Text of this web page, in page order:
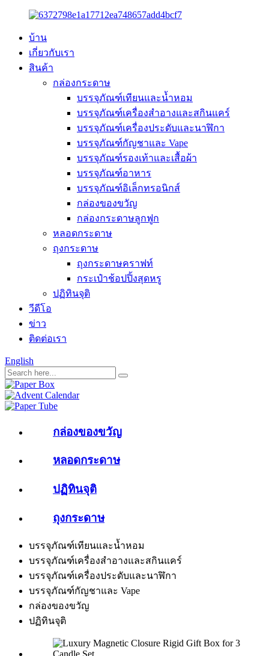
บ้าน
เกี่ยวกับเรา
สินค้า
กล่องกระดาษ
บรรจุภัณฑ์เทียนและน้ำหอม
บรรจุภัณฑ์เครื่องสำอางและสกินแคร์
บรรจุภัณฑ์เครื่องประดับและนาฬิกา
บรรจุภัณฑ์กัญชาและ Vape
บรรจุภัณฑ์รองเท้าและเสื้อผ้า
บรรจุภัณฑ์อาหาร
บรรจุภัณฑ์อิเล็กทรอนิกส์
กล่องของขวัญ
กล่องกระดาษลูกฟูก
หลอดกระดาษ
ถุงกระดาษ
ถุงกระดาษคราฟท์
กระเป๋าช้อปปิ้งสุดหรู
ปฏิทินจุติ
วีดีโอ
ข่าว
ติดต่อเรา
English
กล่องของขวัญ
หลอดกระดาษ
ปฏิทินจุติ
ถุงกระดาษ
บรรจุภัณฑ์เทียนและน้ำหอม
บรรจุภัณฑ์เครื่องสำอางและสกินแคร์
บรรจุภัณฑ์เครื่องประดับและนาฬิกา
บรรจุภัณฑ์กัญชาและ Vape
กล่องของขวัญ
ปฏิทินจุติ